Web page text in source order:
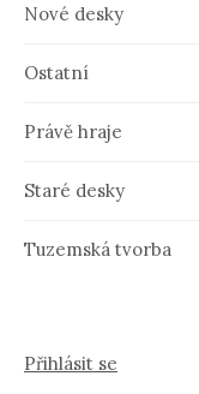
Nové desky
Ostatní
Právě hraje
Staré desky
Tuzemská tvorba
Přihlásit se